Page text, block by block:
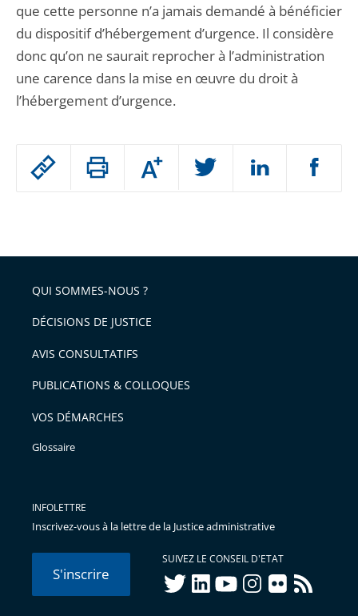
Passer
arriver
après
Augmenter
ou
l'article
pour
avant
que cette personne n’a jamais demandé à bénéficier
du dispositif d’hébergement d’urgence. Il considère
donc qu’on ne saurait reprocher à l’administration
une carence dans la mise en œuvre du droit à
l’hébergement d’urgence.
QUI SOMMES-NOUS ?
DÉCISIONS DE JUSTICE
AVIS CONSULTATIFS
PUBLICATIONS & COLLOQUES
VOS DÉMARCHES
Glossaire
INFOLETTRE
Inscrivez-vous à la lettre de la Justice administrative
S'inscrire
SUIVEZ LE CONSEIL D'ETAT
twitterlinkedInyoutubeinstagram
flickr rss